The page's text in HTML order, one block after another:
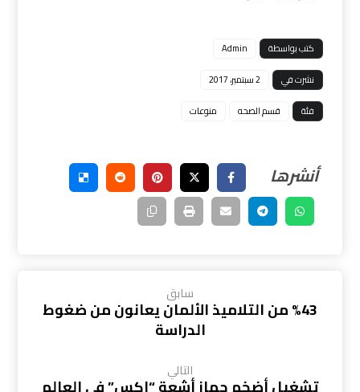
كتب بواسطة
Admin
نشرت في
2 سبتمبر، 2017
فئة
قسم الصحه منوعات
سابق
%43 من التلاميذ الألمان يعانون من ضغوط
الدراسة
التالي